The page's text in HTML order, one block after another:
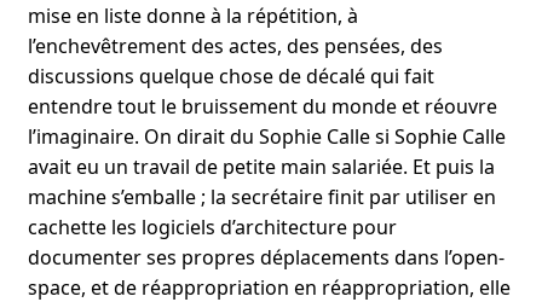
mise en liste donne à la répétition, à
l’enchevêtrement des actes, des pensées, des
discussions quelque chose de décalé qui fait
entendre tout le bruissement du monde et réouvre
l’imaginaire. On dirait du Sophie Calle si Sophie Calle
avait eu un travail de petite main salariée. Et puis la
machine s’emballe ; la secrétaire finit par utiliser en
cachette les logiciels d’architecture pour
documenter ses propres déplacements dans l’open-
space, et de réappropriation en réappropriation, elle